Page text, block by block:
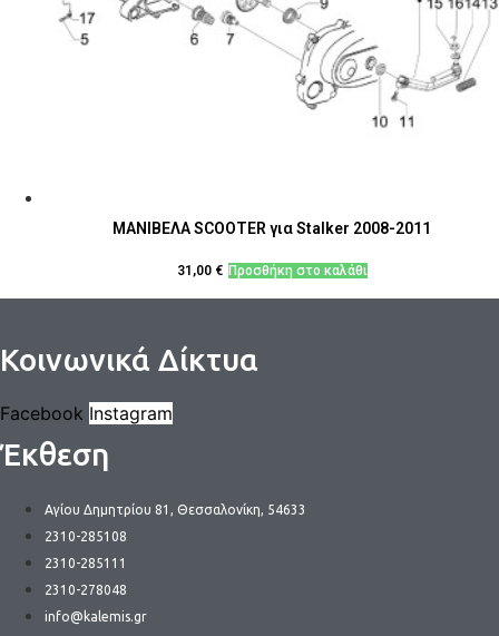
ΜΑΝΙΒΕΛΑ SCOOTER για Stalker 2008-2011
31,00 € Προσθήκη στο καλάθι
Κοινωνικά Δίκτυα
Facebook Instagram
Έκθεση
Αγίου Δημητρίου 81, Θεσσαλονίκη, 54633
2310-285108
2310-285111
2310-278048
info@kalemis.gr